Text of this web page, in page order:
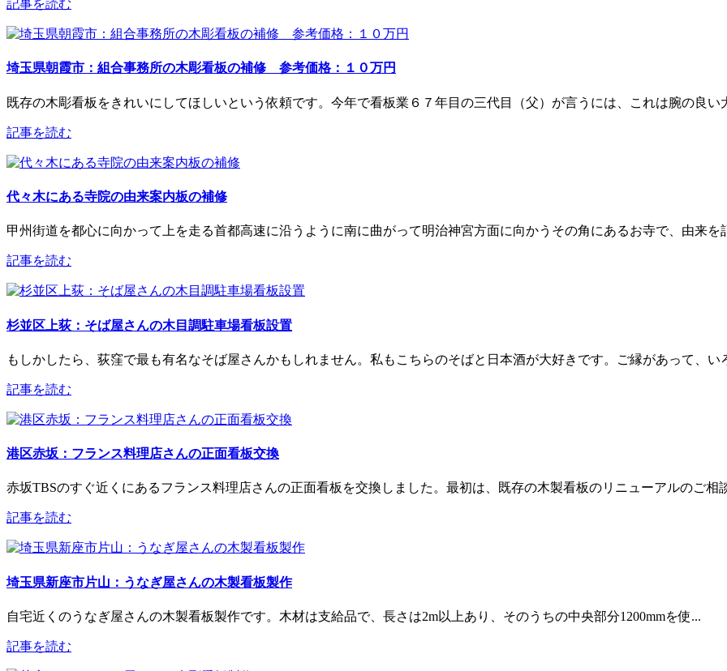
記事を読む
埼玉県朝霞市：組合事務所の木彫看板の補修 参考価格：１０万円
既存の木彫看板をきれいにしてほしいという依頼です。今年で看板業６７年目の三代目（父）が言うには、これは腕の良い
記事を読む
代々木にある寺院の由来案内板の補修
甲州街道を都心に向かって上を走る首都高速に沿うように南に曲がって明治神宮方面に向かうその角にあるお寺で、由来を
記事を読む
杉並区上荻：そば屋さんの木目調駐車場看板設置
もしかしたら、荻窪で最も有名なそば屋さんかもしれません。私もこちらのそばと日本酒が大好きです。ご縁があって、い
記事を読む
港区赤坂：フランス料理店さんの正面看板交換
赤坂TBSのすぐ近くにあるフランス料理店さんの正面看板を交換しました。最初は、既存の木製看板のリニューアルのご相
記事を読む
埼玉県新座市片山：うなぎ屋さんの木製看板製作
自宅近くのうなぎ屋さんの木製看板製作です。木材は支給品で、長さは2m以上あり、そのうちの中央部分1200mmを使...
記事を読む